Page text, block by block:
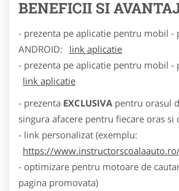
BENEFICII SI
- prezenta pe aplicatie pentru mobil -
ANDROID:
link aplicatie
- prezenta pe aplicatie pentru mobil -
link aplicatie
- prezenta EXCLUSIVA pentru orasul
singura afacere pentru fiecare oras si
- link personalizat (exemplu:
https://
- optimizare pentru motoare de
pagina promovata)